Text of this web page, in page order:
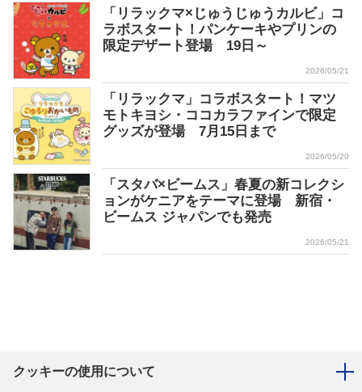
「リラックマ×じゅうじゅうカルビ」コ
ラボスタート！パンケーキやプリンの
限定デザート登場 19日～
2026/05/21
「リラックマ」コラボスタート！マツ
モトキヨシ・ココカラファインで限定
グッズが登場 7月15日まで
2026/05/20
「スタバ×ビームス」春夏の新コレクシ
ョンがケニアをテーマに登場 新宿・
ビームス ジャパンでも発売
2026/05/21
クッキーの使用について